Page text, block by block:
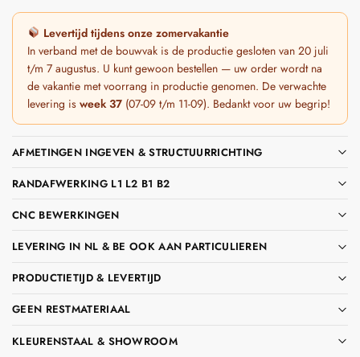
Levertijd tijdens onze zomervakantie
In verband met de bouwvak is de productie gesloten van 20 juli
t/m 7 augustus. U kunt gewoon bestellen — uw order wordt na
de vakantie met voorrang in productie genomen. De verwachte
levering is week 37 (07-09 t/m 11-09). Bedankt voor uw begrip!
AFMETINGEN INGEVEN & STRUCTUURRICHTING
RANDAFWERKING L1 L2 B1 B2
CNC BEWERKINGEN
LEVERING IN NL & BE OOK AAN PARTICULIEREN
PRODUCTIETIJD & LEVERTIJD
GEEN RESTMATERIAAL
KLEURENSTAAL & SHOWROOM